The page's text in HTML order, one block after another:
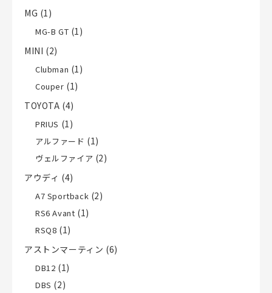
MG (1)
MG-B GT (1)
MINI (2)
Clubman (1)
Couper (1)
TOYOTA (4)
PRIUS (1)
アルファード (1)
ヴェルファイア (2)
アウディ (4)
A7 Sportback (2)
RS6 Avant (1)
RSQ8 (1)
アストンマーティン (6)
DB12 (1)
DBS (2)